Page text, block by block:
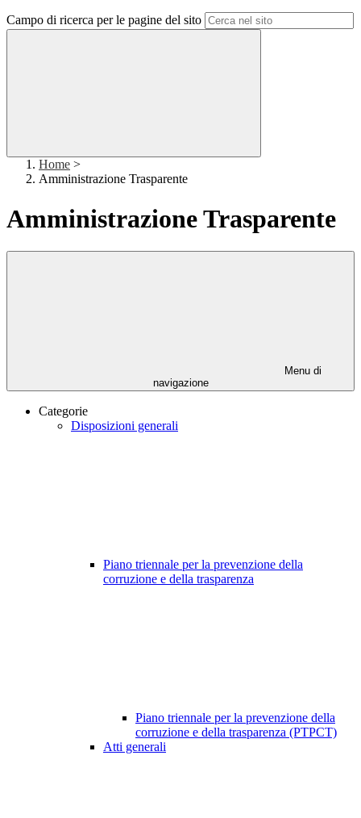
Campo di ricerca per le pagine del sito
Home >
Amministrazione Trasparente
Amministrazione Trasparente
Menu di
navigazione
Categorie
Disposizioni generali
Piano triennale per la prevenzione della
corruzione e della trasparenza
Piano triennale per la prevenzione della
corruzione e della trasparenza (PTPCT)
Atti generali